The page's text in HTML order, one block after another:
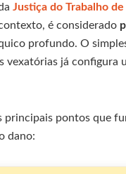
Justiça do Trabalho de
é considerado
profundo. O
vexatórias já configura
principais pontos que
dano: